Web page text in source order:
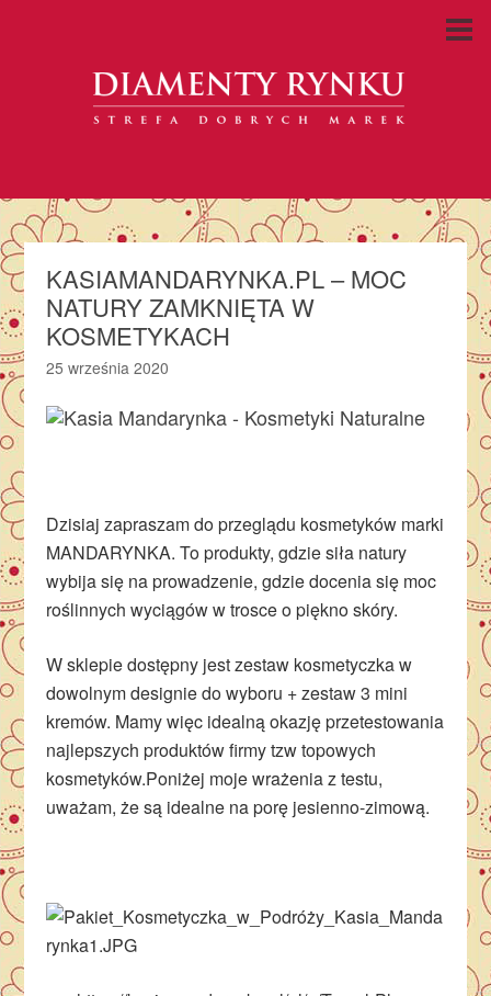
KASIAMANDARYNKA.PL – MOC
NATURY ZAMKNIĘTA W
KOSMETYKACH
25 września 2020
Dzisiaj zapraszam do przeglądu kosmetyków marki
MANDARYNKA. To produkty, gdzie siła natury
wybija się na prowadzenie, gdzie docenia się moc
roślinnych wyciągów w trosce o piękno skóry.
W sklepie dostępny jest zestaw kosmetyczka w
dowolnym designie do wyboru + zestaw 3 mini
kremów. Mamy więc idealną okazję przetestowania
najlepszych produktów firmy tzw topowych
kosmetyków.Poniżej moje wrażenia z testu,
uważam, że są idealne na porę jesienno-zimową.